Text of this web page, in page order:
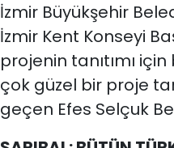
İzmir Büyükşehir
İzmir Kent Konseyi
projenin tanıtımı
çok güzel bir proje
geçen Efes Selçuk